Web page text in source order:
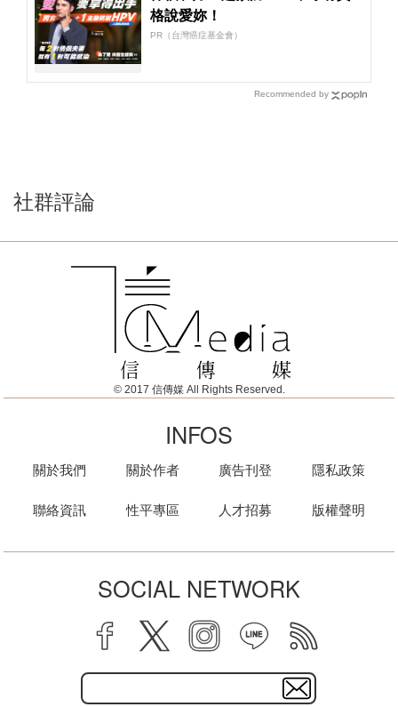
格說愛妳！
PR（台灣癌症基金會）
Recommended by
社群評論
© 2017 信傳媒 All Rights Reserved.
INFOS
關於我們
聯絡資訊
關於作者
性平專區
廣告刊登
人才招募
隱私政策
版權聲明
SOCIAL NETWORK
facebook twitter instagram